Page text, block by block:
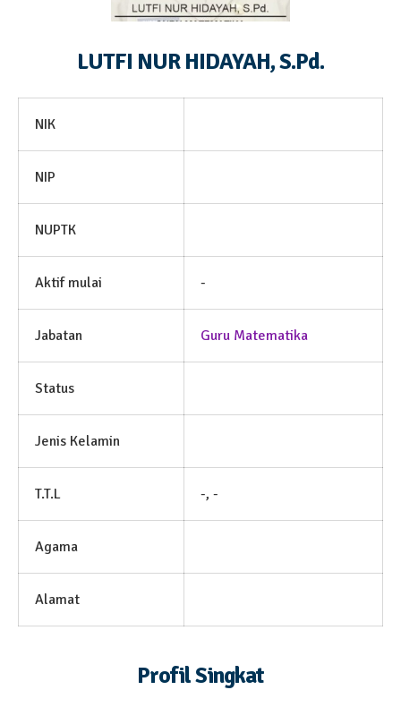
LUTFI NUR HIDAYAH, S.Pd.
NIK
NIP
NUPTK
Aktif mulai -
Jabatan Guru Matematika
Status
Jenis Kelamin
T.T.L -, -
Agama
Alamat
Profil Singkat